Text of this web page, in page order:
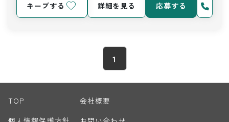
キープする 詳細を見る 応募する
1
TOP
会社概要